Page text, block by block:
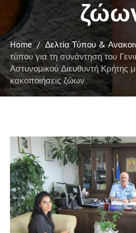
Home / Δελτία Τύπου &
τύπου για τη συνάντηση του
Αστυνομικού Διευθυντή Κρήτης
κακοποιήσεις ζώων